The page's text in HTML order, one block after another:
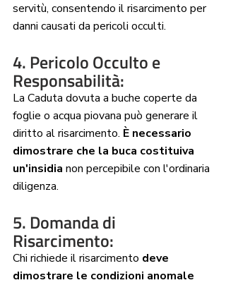
servitù, consentendo il risarcimento per
danni causati da pericoli occulti.
4. Pericolo Occulto e
Responsabilità:
La Caduta dovuta a buche coperte da
foglie o acqua piovana può generare il
diritto al risarcimento. È necessario
dimostrare che la buca costituiva
un'insidia non percepibile con l'ordinaria
diligenza.
5. Domanda di
Risarcimento:
Chi richiede il risarcimento deve
dimostrare le condizioni anomale